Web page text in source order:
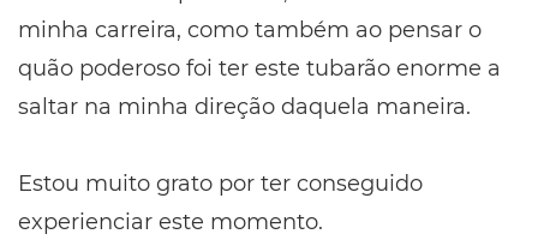
minha carreira, como também ao pensar o
quão poderoso foi ter este tubarão enorme a
saltar na minha direção daquela maneira.
Estou muito grato por ter conseguido
experienciar este momento.